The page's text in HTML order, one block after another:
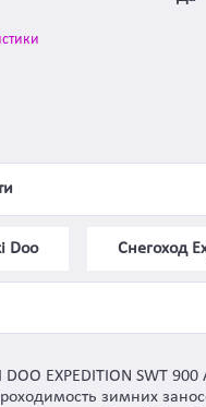
Doo Снегоход
DOO EXPEDITION SWT
зимних